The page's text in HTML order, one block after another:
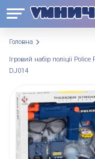
Головна
Ігровий набір поліції
DJ014